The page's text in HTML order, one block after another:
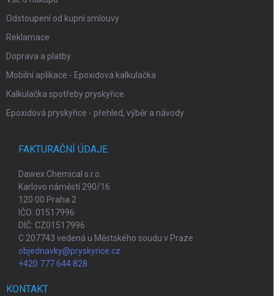
Odstoupení od kupní smlouvy
Reklamace
Doprava a platby
Mobilní aplikace - Epoxidová kalkulačka
Kalkulačka spotřeby pryskyřice
Epoxidová pryskyřice - přehled, výběr a návody
FAKTURAČNÍ ÚDAJE
Dawex Chemical s.r.o.
Karlovo náměstí 290/16
120 00 Praha 2
IČO: 01517996
DIČ: CZ01517996
C 207743 vedená u Městského soudu v Praze
objednavky@pryskyrice.cz
+420 777 644 828
KONTAKT